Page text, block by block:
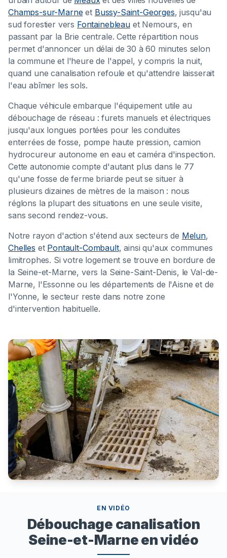
Champs-sur-Marneet Bussy-Saint-Georges, jusqu'au
sud forestier vers Fontainebleauet Nemours, en
passant par la Brie centrale. Cette répartition nous
permet d'annoncer un délai de 30 à 60 minutes selon
la commune et l'heure de l'appel, y compris la nuit,
quand une canalisation refoule et qu'attendre laisserait
l'eau abîmer les sols.
Chaque véhicule embarque l'équipement utile au
débouchage de réseau : furets manuels et électriques
jusqu'aux longues portées pour les conduites
enterrées de fosse, pompe haute pression, camion
hydrocureur autonome en eau et caméra d'inspection.
Cette autonomie compte d'autant plus dans le 77
qu'une fosse de ferme briarde peut se situer à
plusieurs dizaines de mètres de la maison : nous
réglons la plupart des situations en une seule visite,
sans second rendez-vous.
Notre rayon d'action s'étend aux secteurs de Melun,
Chelles et Pontault-Combault, ainsi qu'aux communes
limitrophes. Si votre logement se trouve en bordure de
la Seine-et-Marne, vers la Seine-Saint-Denis, le Val-de-
Marne, l'Essonne ou les départements de l'Aisne et de
l'Yonne, le secteur reste dans notre zone
d'intervention habituelle.
EN VIDÉO
Débouchage canalisation
Seine-et-Marne en vidéo